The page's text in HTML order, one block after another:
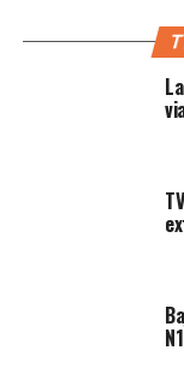
como la GB350S,
El concurso no
destacadas
motocicletas de